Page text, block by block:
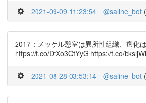
2021-09-09 11:23:54 @saline_bot (
2017：メッケル憩室は異所性組織、癌化は
https://t.co/DtXo3QtYyG https://t.co/
2021-08-28 03:53:14 @saline_bot (